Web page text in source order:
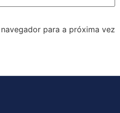
para a próxima vez